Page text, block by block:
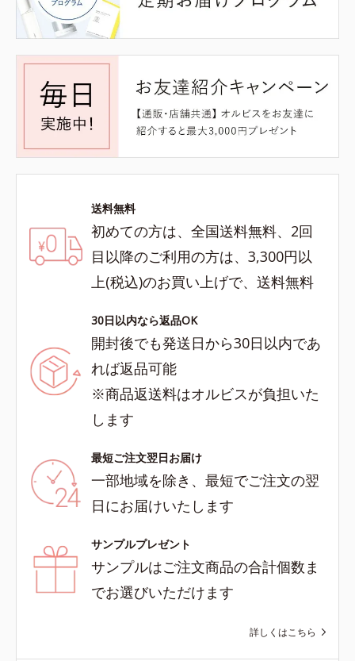
送料無料
初めての方は、全国送料無料、2回
目以降のご利用の方は、3,300円以
上(税込)のお買い上げで、送料無料
30日以内なら返品OK
開封後でも発送日から30日以内であ
れば返品可能
※商品返送料はオルビスが負担いた
します
最短ご注文翌日お届け
一部地域を除き、最短でご注文の翌
日にお届けいたします
サンプルプレゼント
サンプルはご注文商品の合計個数ま
でお選びいただけます
詳しくはこちら